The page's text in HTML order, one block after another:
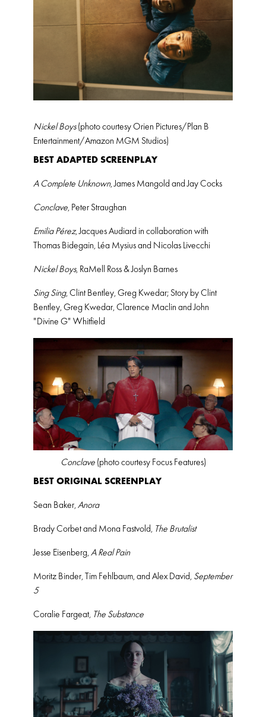
Nickel Boys(photo courtesy Orien Pictures/Plan B
Entertainment/Amazon MGM Studios)
BEST ADAPTED SCREENPLAY
A Complete Unknown, James Mangold and Jay Cocks
Conclave, Peter Straughan
Emilia Pérez, Jacques Audiard in collaboration with
Thomas Bidegain, Léa Mysius and Nicolas Livecchi
Nickel Boys, RaMell Ross & Joslyn Barnes
Sing Sing, Clint Bentley, Greg Kwedar; Story by Clint
Bentley, Greg Kwedar, Clarence Maclin and John
"Divine G" Whitfield
Conclave (photo courtesy Focus Features)
BEST ORIGINAL SCREENPLAY
Sean Baker,Anora
Brady Corbet and Mona Fastvold, The Brutalist
Jesse Eisenberg,A Real Pain
Moritz Binder, Tim Fehlbaum, and Alex David, September
5
Coralie Fargeat, The Substance